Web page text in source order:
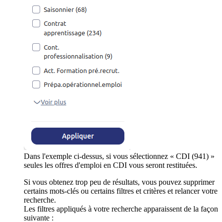
Dans l'exemple ci-dessus, si vous sélectionnez « CDI (941) »
seules les offres d'emploi en CDI vous seront restituées.
Si vous obtenez trop peu de résultats, vous pouvez supprimer
certains mots-clés ou certains filtres et critères et relancer votre
recherche.
Les filtres appliqués à votre recherche apparaissent de la façon
suivante :